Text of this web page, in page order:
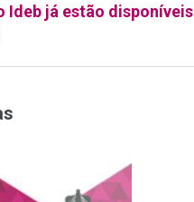
Ideb já estão disponíveis